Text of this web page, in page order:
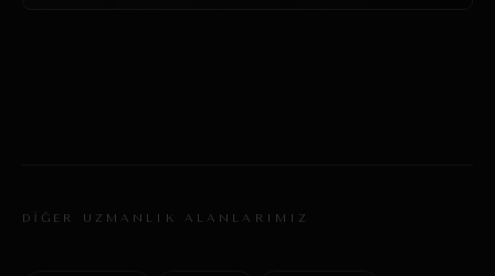
DİĞER UZMANLIK ALANLARIMIZ